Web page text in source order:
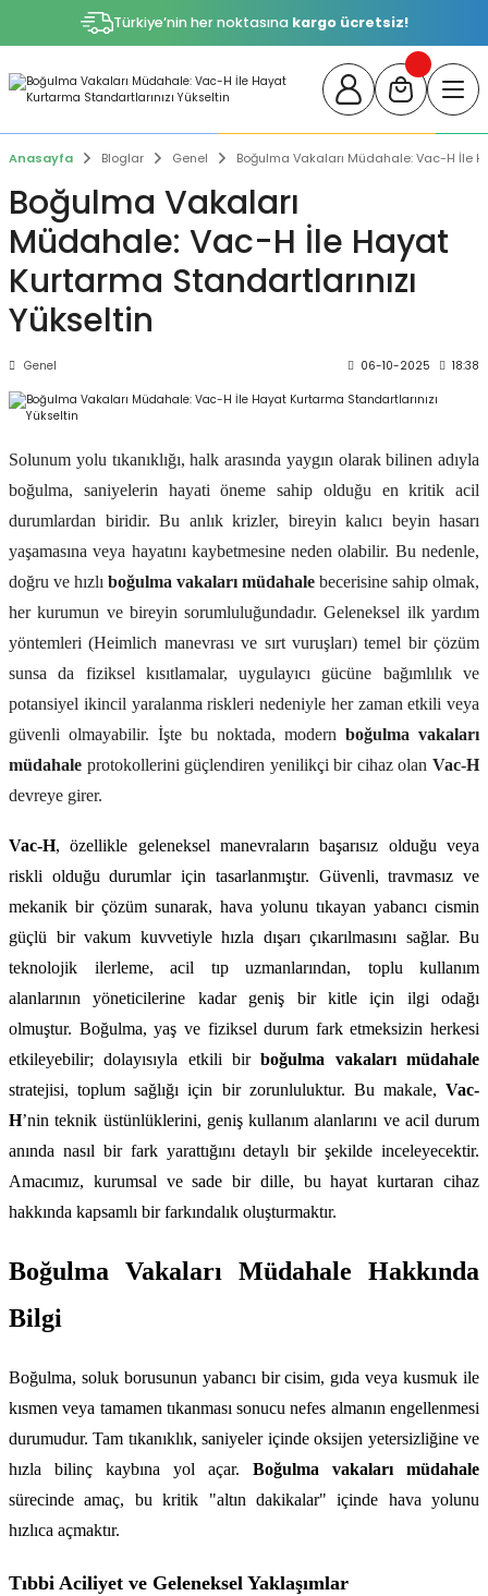
Türkiye’nin her noktasına kargo ücretsiz!
Anasayfa Bloglar Genel Boğulma Vakaları Müdahale: Vac-H İle
Boğulma Vakaları
Müdahale: Vac-H İle Hayat
Kurtarma Standartlarınızı
Yükseltin
Genel 06-10-2025 18:38
Solunum yolu tıkanıklığı, halk arasında yaygın olarak bilinen adıyla
boğulma, saniyelerin hayati öneme sahip olduğu en kritik acil
durumlardan biridir. Bu anlık krizler, bireyin kalıcı beyin hasarı
yaşamasına veya hayatını kaybetmesine neden olabilir. Bu nedenle,
doğru ve hızlı boğulma vakaları müdahale becerisine sahip olmak,
her kurumun ve bireyin sorumluluğundadır. Geleneksel ilk yardım
yöntemleri (Heimlich manevrası ve sırt vuruşları) temel bir çözüm
sunsa da fiziksel kısıtlamalar, uygulayıcı gücüne bağımlılık ve
potansiyel ikincil yaralanma riskleri nedeniyle her zaman etkili veya
güvenli olmayabilir. İşte bu noktada, modern boğulma vakaları
müdahale protokollerini güçlendiren yenilikçi bir cihaz olan Vac-H
devreye girer.
Vac-H, özellikle geleneksel manevraların başarısız olduğu veya
riskli olduğu durumlar için tasarlanmıştır. Güvenli, travmasız ve
mekanik bir çözüm sunarak, hava yolunu tıkayan yabancı cismin
güçlü bir vakum kuvvetiyle hızla dışarı çıkarılmasını sağlar. Bu
teknolojik ilerleme, acil tıp uzmanlarından, toplu kullanım
alanlarının yöneticilerine kadar geniş bir kitle için ilgi odağı
olmuştur. Boğulma, yaş ve fiziksel durum fark etmeksizin herkesi
etkileyebilir; dolayısıyla etkili bir boğulma vakaları müdahale
stratejisi, toplum sağlığı için bir zorunluluktur. Bu makale, Vac-
H’nin teknik üstünlüklerini, geniş kullanım alanlarını ve acil durum
anında nasıl bir fark yarattığını detaylı bir şekilde inceleyecektir.
Amacımız, kurumsal ve sade bir dille, bu hayat kurtaran cihaz
hakkında kapsamlı bir farkındalık oluşturmaktır.
Boğulma Vakaları Müdahale Hakkında
Bilgi
Boğulma, soluk borusunun yabancı bir cisim, gıda veya kusmuk ile
kısmen veya tamamen tıkanması sonucu nefes almanın engellenmesi
durumudur. Tam tıkanıklık, saniyeler içinde oksijen yetersizliğine ve
hızla bilinç kaybına yol açar. Boğulma vakaları müdahale
sürecinde amaç, bu kritik "altın dakikalar" içinde hava yolunu
hızlıca açmaktır.
Tıbbi Aciliyet ve Geleneksel Yaklaşımlar